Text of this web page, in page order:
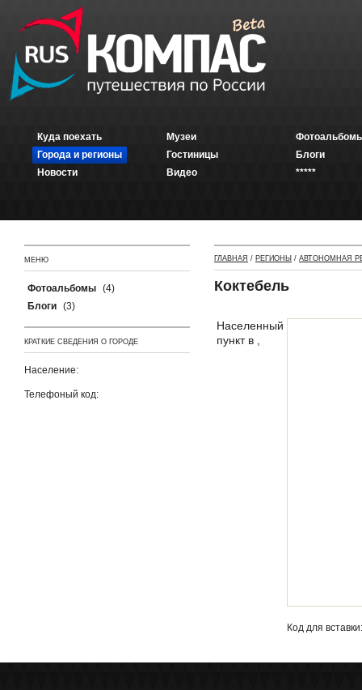
Куда поехать
Города и регионы
Новости
Музеи
Гостиницы
Видео
Блоги
*****
МЕНЮ
Фотоальбомы (4)
Блоги (3)
КРАТКИЕ СВЕДЕНИЯ О ГОРОДЕ
Население:
Телефоный код:
ГЛАВНАЯ / РЕГИОНЫ / АВТОНОМНАЯ
Коктебель
Населенный
пункт в ,
Кoд для